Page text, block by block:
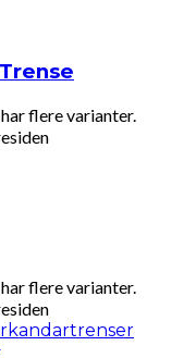
flere varianter.
flere varianter.
trenser